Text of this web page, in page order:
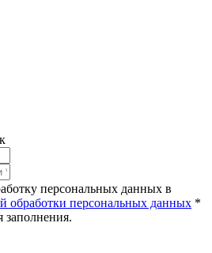
персональных данных в
обработки персональных данных *
заполнения.